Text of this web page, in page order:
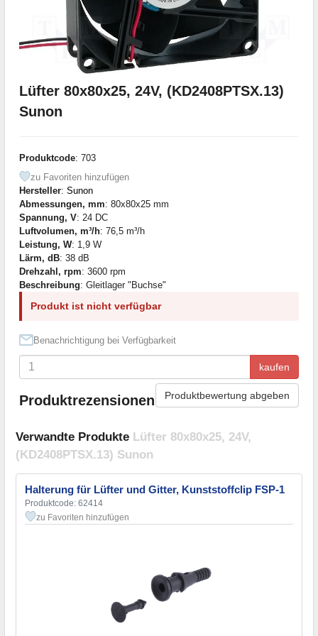
Lüfter 80x80x25, 24V, (KD2408PTSX.13)
Sunon
Produktcode: 703
zu Favoriten hinzufügen
Hersteller: Sunon
Abmessungen, mm: 80x80x25 mm
Spannung, V: 24 DC
Luftvolumen, m³/h: 76,5 m³/h
Leistung, W: 1,9 W
Lärm, dB: 38 dB
Drehzahl, rpm: 3600 rpm
Beschreibung: Gleitlager "Buchse"
Produkt ist nicht verfügbar
Benachrichtigung bei Verfügbarkeit
kaufen
Produktrezensionen Produktbewertung abgeben
Verwandte Produkte Lüfter 80x80x25, 24V,
(KD2408PTSX.13) Sunon
Halterung für Lüfter und Gitter, Kunststoffclip FSP-1
Produktcode: 62414
zu Favoriten hinzufügen